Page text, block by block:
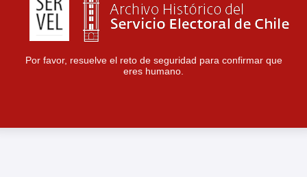
Por favor, resuelve el reto de seguridad para confirmar que
eres humano.